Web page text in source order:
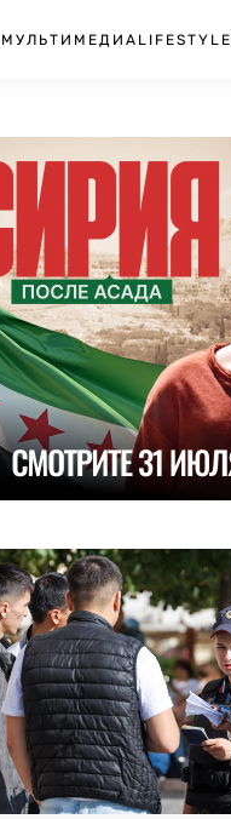
МУЛЬТИМЕДИА LIFESTYLE